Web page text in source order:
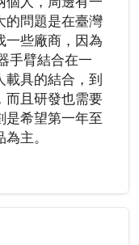
的問題是在臺灣
一些廠商，因為
手臂結合在一
載具的結合，到
而且研發也需要
是希望第一年至
主。